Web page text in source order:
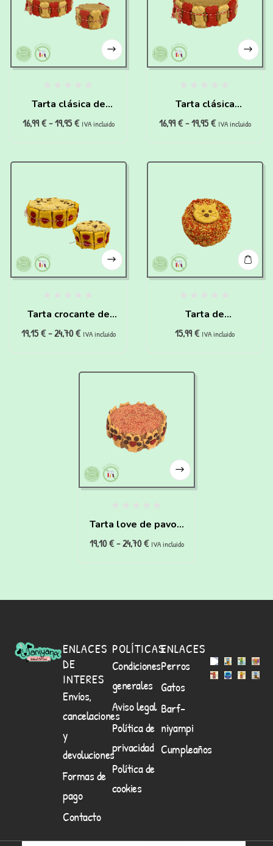
Tarta clásica de
pollo para perros
16,99€ - 19,95€ IVA incluido
Tarta clásica
hipoalergénica para
16,99€ - 19,95€ IVA incluido
Tarta crocante de
salchichas para
19,15€ - 24,70€ IVA incluido
Tarta de
Cumpleaños para
zanahoria
15,99€ IVA incluido
Tarta love de pavo y
zanahoria para
19,10€ - 24,70€ IVA incluido
ENLACES
DE
INTERES
Envíos,
cancelaciones
y
devoluciones
Formas de
pago
Contacto
POLÍTICAS
Condiciones
generales
Aviso legal
Política de
privacidad
Política de
cookies
ENLACES
Perros
Gatos
Barf-
niyampi
Cumpleaños